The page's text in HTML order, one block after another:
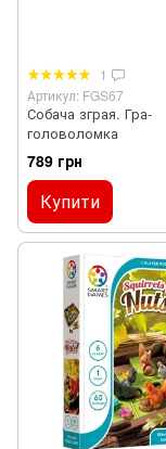
1
Артикул: FGS67
Собача зграя. Гра-
головоломка
789 грн
Купити